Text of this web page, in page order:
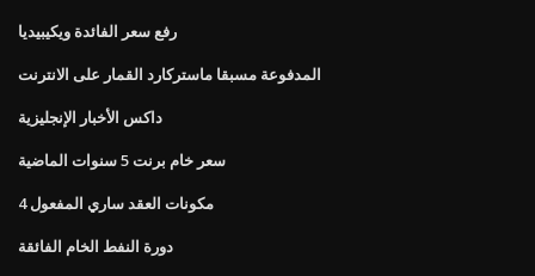
رفع سعر الفائدة ويكيبيديا
المدفوعة مسبقا ماستركارد القمار على الانترنت
داكس الأخبار الإنجليزية
سعر خام برنت 5 سنوات الماضية
4 مكونات العقد ساري المفعول
دورة النفط الخام الفائقة